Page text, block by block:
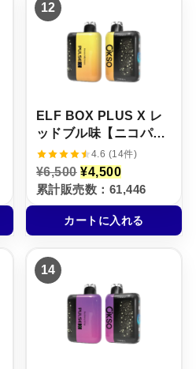
0
0
で
し
。
5
0
0
で
す
。
12
ELF BOX PLUS X レ
ッドブル味【ニコパ
フ】5%
4.6 (14件)
¥6,500 元
の
価
格
は
¥
0
0
で
し
。
¥4,500現
在
の
価
格
は
5
0
0
で
す
。
累計販売数：61,446
カートに入れる
14